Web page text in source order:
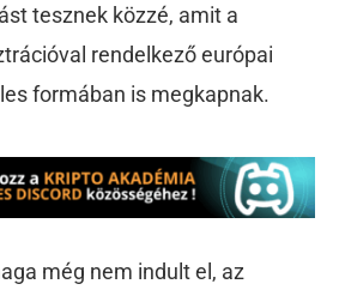
tesznek közzé, amit a
rendelkező európai
formában is megkapnak.
még nem indult el, az